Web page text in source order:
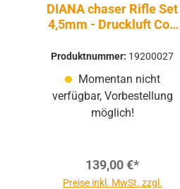
DIANA chaser Rifle Set
4,5mm - Druckluft Co2
Produktnummer: 19200027
Momentan nicht
verfügbar, Vorbestellung
möglich!
139,00 €*
Preise inkl. MwSt. zzgl.